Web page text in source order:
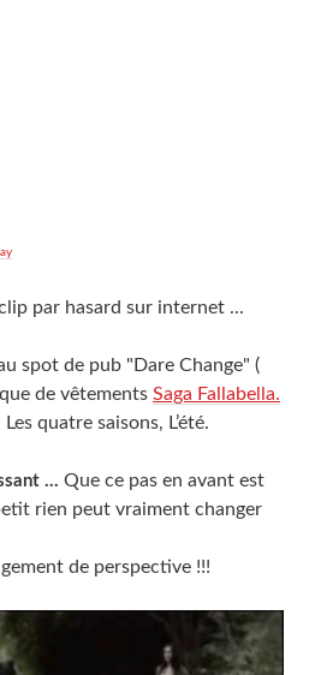
par hasard sur internet ...
spot de pub "Dare Change" (
de vêtements Saga Fallabella.
quatre saisons, L’été.
... Que ce pas en avant est
rien peut vraiment changer
de perspective !!!